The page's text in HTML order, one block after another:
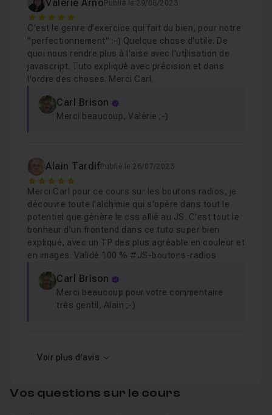
Valérie Arno Publié le 29/08/2023
5
C'est le genre d'exercice qui fait du bien, pour notre
"perfectionnement" :-) Quelque chose d'utile. De
quoi nous rendre plus à l'aise avec l'utilisation de
javascript. Tuto expliqué avec précision et dans
l'ordre des choses. Merci Carl.
Carl Brison
Merci beaucoup, Valérie ;-)
Alain TardifPublié le 26/07/2023
5
Merci Carl pour ce cours sur les boutons radios, je
découvre toute l'alchimie qui s'opère dans tout le
potentiel que génère le css allié au JS. C'est tout le
bonheur d'un frontend dans ce tuto super bien
expliqué, avec un TP des plus agréable en couleur et
en images. Validé 100 % #JS-boutons-radios
Carl Brison
Merci beaucoup pour votre commentaire
très gentil, Alain ;-)
Voir plus d'avis
Vos questions sur le cours